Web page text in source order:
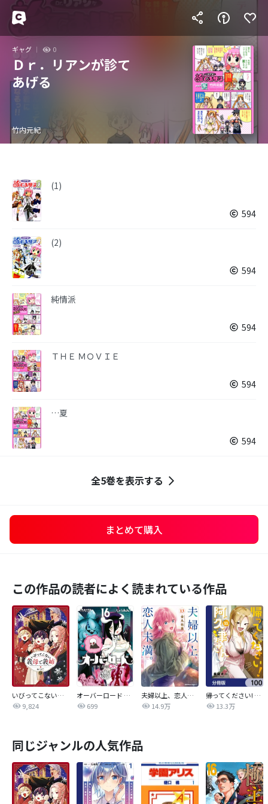
ギャグ 0
Ｄｒ．リアンが診て
あげる
竹内元紀
(1)
594
(2)
594
純情派
594
ＴＨＥ ＭＯＶＩＥ
594
…夏
594
全5巻を表示する
まとめて購入
この作品の読者によく読まれている作品
いびってこない義母と義姉
9,824
オーバーロード 不死者のOh!
699
夫婦以上、恋人未満。【分冊版】
14.9万
帰ってください! 阿久津さん【分冊版】
13.3万
同じジャンルの人気作品